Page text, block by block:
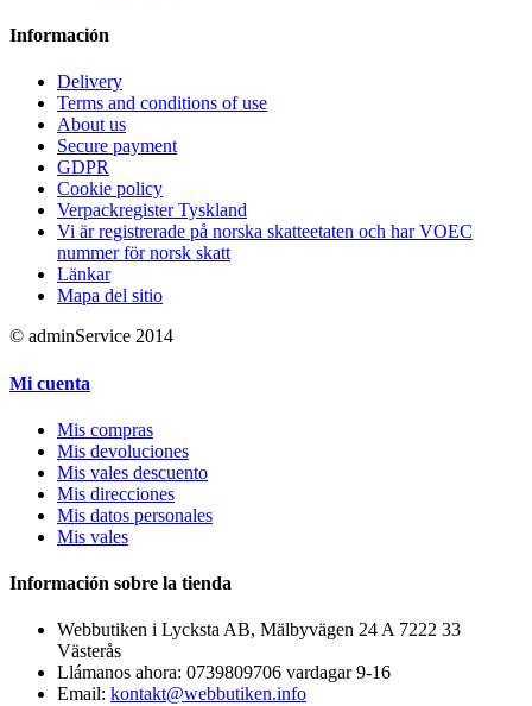
Información
Delivery
Terms and conditions of use
About us
Secure payment
GDPR
Cookie policy
Verpackregister Tyskland
Vi är registrerade på norska skatteetaten och har VOEC
nummer för norsk skatt
Länkar
Mapa del sitio
© adminService 2014
Mi cuenta
Mis compras
Mis devoluciones
Mis vales descuento
Mis direcciones
Mis datos personales
Mis vales
Información sobre la tienda
Webbutiken i Lycksta AB, Mälbyvägen 24 A 7222 33
Västerås
Llámanos ahora: 0739809706 vardagar 9-16
Email: kontakt@webbutiken.info